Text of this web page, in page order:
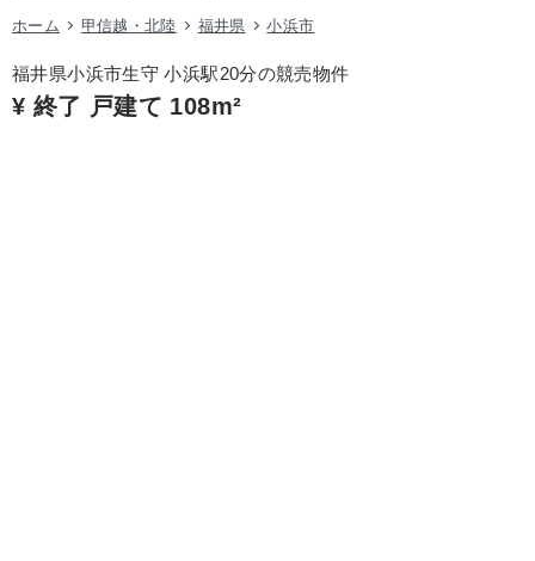
ホーム 甲信越・北陸 福井県 小浜市
福井県小浜市生守 小浜駅20分の競売物件
¥ 終了 戸建て 108m²